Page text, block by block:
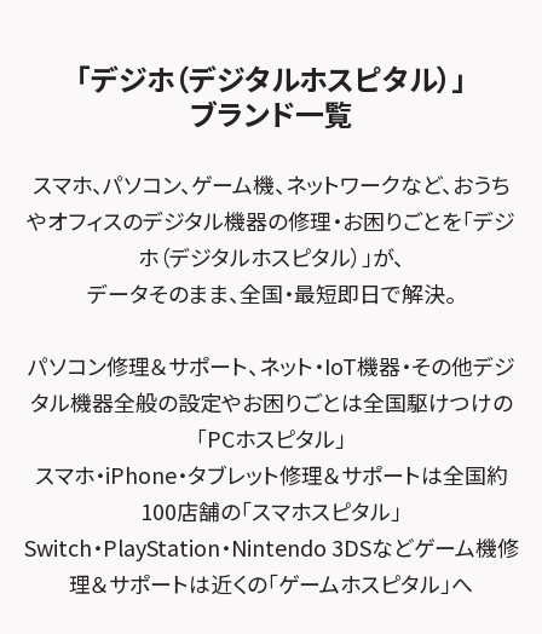
スマホスピタル テルル松戸五香
スマホスピタル テルル宮野木
スマホスピタル千葉
スマホスピタル 大森
スマホスピタル練馬
スマホスピタル 神田
スマホスピタル三軒茶屋
スマホスピタル秋葉原
スマホスピタル平和が丘
スマホスピタル春日井勝川
スマホスピタル住道オペラパーク
スマホスピタル東大阪ロンモール布施
スマホスピタル堺
スマホスピタル 堺出張所
スマホスピタル京都河原町
スマホスピタル宇治槙島
スマホスピタル烏丸
スマホスピタル 京都宇治
スマホスピタル 福知山
スマホスピタル神戸三宮
MacBook修理メニュー
FCNTスマートフォン修理
「デジホ（デジタルホスピタル）」
ブランド一覧
スマホ、パソコン、ゲーム機、ネットワークなど、おうち
やオフィスのデジタル機器の修理・お困りごとを「デジ
ホ（デジタルホスピタル）」が、
データそのまま、全国・最短即日で解決。
パソコン修理＆サポート、ネット・IoT機器・その他デジ
タル機器全般の設定やお困りごとは全国駆けつけの
「PCホスピタル」
スマホ・iPhone・タブレット修理＆サポートは全国約
100店舗の「スマホスピタル」
Switch・PlayStation・Nintendo 3DSなどゲーム機修
理＆サポートは近くの「ゲームホスピタル」へ